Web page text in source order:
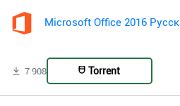
Microsoft Office 2016
7 908 Torrent